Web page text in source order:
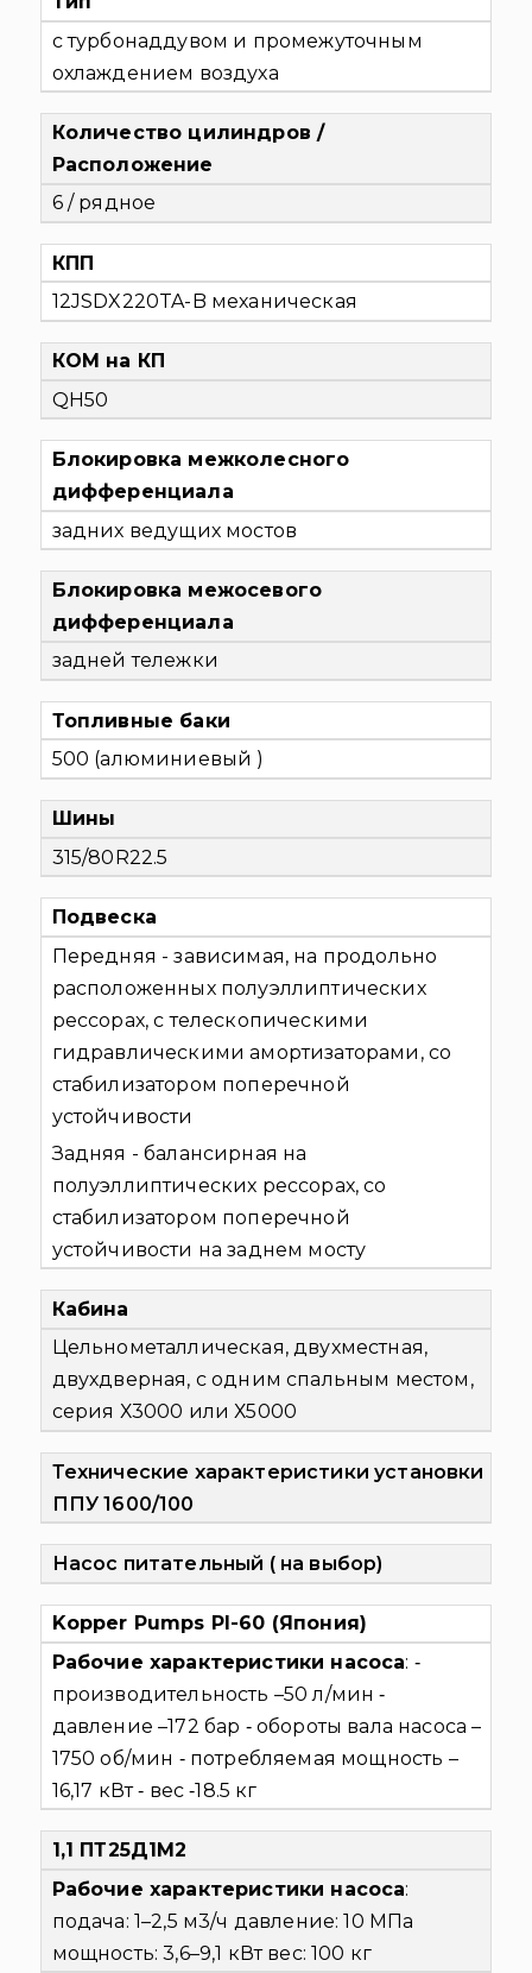
с турбонаддувом и промежуточным
охлаждением воздуха
Количество цилиндров /
Расположение
6 / рядное
КПП
12JSDX220TA-B механическая
КОМ на КП
QH50
Блокировка межколесного
дифференциала
задних ведущих мостов
Блокировка межосевого
дифференциала
задней тележки
Топливные баки
500 (алюминиевый )
Шины
315/80R22.5
Подвеска
Передняя - зависимая, на продольно
расположенных полуэллиптических
рессорах, с телескопическими
гидравлическими амортизаторами, со
стабилизатором поперечной
устойчивости
Задняя - балансирная на
полуэллиптических рессорах, со
стабилизатором поперечной
устойчивости на заднем мосту
Кабина
Цельнометаллическая, двухместная,
двухдверная, с одним спальным местом,
серия Х3000 или Х5000
Технические характеристики установки
ППУ 1600/100
Насос питательный ( на выбор)
Kopper Pumps PI-60 (Япония)
Рабочие характеристики насоса: ‐
производительность –50 л/мин ‐
давление –172 бар ‐ обороты вала насоса –
1750 об/мин ‐ потребляемая мощность –
16,17 кВт‐ вес ‐18.5 кг
1,1 ПТ25Д1М2
Рабочие характеристики насоса:
подача: 1–2,5 м3/ч давление: 10 МПа
мощность: 3,6–9,1 кВтвес: 100 кг